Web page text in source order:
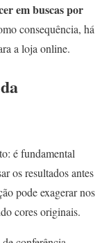
em buscas por
consequência, há
a loja online.
é fundamental
os resultados antes
pode exagerar nos
cores originais.